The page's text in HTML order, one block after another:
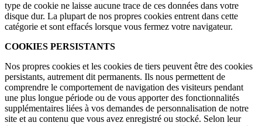
type de cookie ne laisse aucune trace de ces données dans votre
disque dur. La plupart de nos propres cookies entrent dans cette
catégorie et sont effacés lorsque vous fermez votre navigateur.
COOKIES PERSISTANTS
Nos propres cookies et les cookies de tiers peuvent être des cookies
persistants, autrement dit permanents. Ils nous permettent de
comprendre le comportement de navigation des visiteurs pendant
une plus longue période ou de vous apporter des fonctionnalités
supplémentaires liées à vos demandes de personnalisation de notre
site et au contenu que vous avez enregistré ou stocké. Selon leur